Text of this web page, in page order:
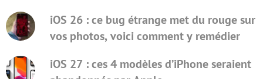
iOS 26 : ce bug étrange met du rouge sur
vos photos, voici comment y remédier
iOS 27 : ces 4 modèles d’iPhone seraient